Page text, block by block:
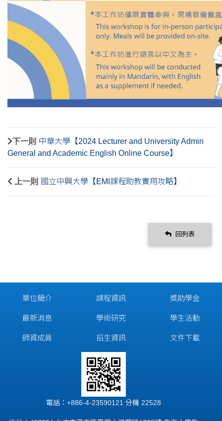
下一則 中華大學【2024 Lecturer and University Admin
General and Academic English Online Course】
上一則 國立中興大學【EMI課程助教實用攻略】
回列表
單位簡介
最新消息
師資成員
課程資訊
學術研究
招生資訊
獎助學金
學生活動
文件下載
電話：+886-4-23590121 分機 22528